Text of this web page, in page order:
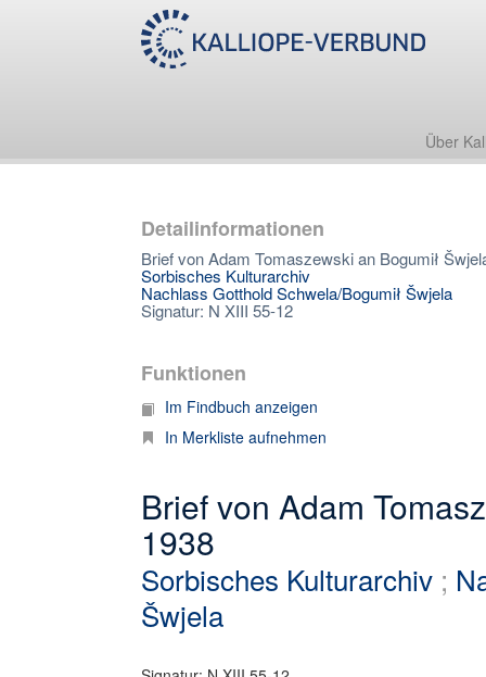
Über
Detailinformationen
Brief von Adam Tomaszewski an Bogumił
Sorbisches Kulturarchiv
Nachlass Gotthold Schwela/Bogumił Šwjela
Signatur: N XIII 55-12
Funktionen
Im Findbuch anzeigen
In Merkliste aufnehmen
Brief von Adam
1938
Sorbisches Kulturarchiv ;
Šwjela